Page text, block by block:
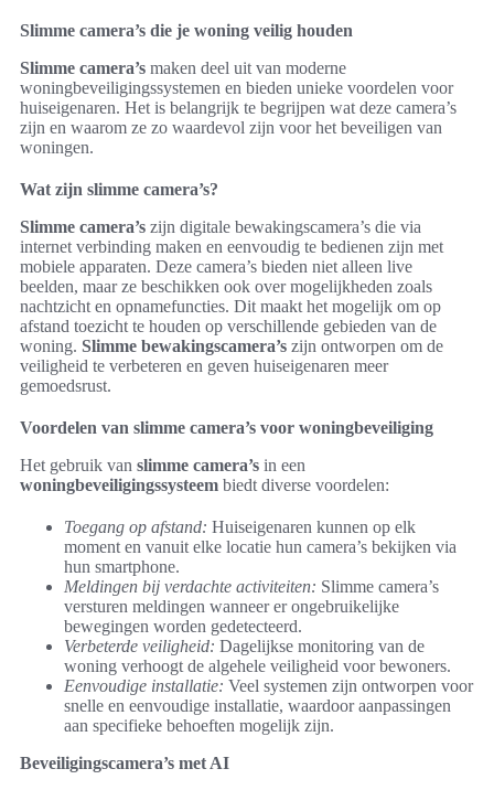
Slimme camera’s die je woning veilig houden
Slimme camera’s maken deel uit van moderne
woningbeveiligingssystemen en bieden unieke voordelen voor
huiseigenaren. Het is belangrijk te begrijpen wat deze camera’s
zijn en waarom ze zo waardevol zijn voor het beveiligen van
woningen.
Wat zijn slimme camera’s?
Slimme camera’s zijn digitale bewakingscamera’s die via
internet verbinding maken en eenvoudig te bedienen zijn met
mobiele apparaten. Deze camera’s bieden niet alleen live
beelden, maar ze beschikken ook over mogelijkheden zoals
nachtzicht en opnamefuncties. Dit maakt het mogelijk om op
afstand toezicht te houden op verschillende gebieden van de
woning. Slimme bewakingscamera’s zijn ontworpen om de
veiligheid te verbeteren en geven huiseigenaren meer
gemoedsrust.
Voordelen van slimme camera’s voor woningbeveiliging
Het gebruik van slimme camera’s in een
woningbeveiligingssysteem biedt diverse voordelen:
Toegang op afstand: Huiseigenaren kunnen op elk
moment en vanuit elke locatie hun camera’s bekijken via
hun smartphone.
Meldingen bij verdachte activiteiten: Slimme camera’s
versturen meldingen wanneer er ongebruikelijke
bewegingen worden gedetecteerd.
Verbeterde veiligheid: Dagelijkse monitoring van de
woning verhoogt de algehele veiligheid voor bewoners.
Eenvoudige installatie: Veel systemen zijn ontworpen voor
snelle en eenvoudige installatie, waardoor aanpassingen
aan specifieke behoeften mogelijk zijn.
Beveiligingscamera’s met AI